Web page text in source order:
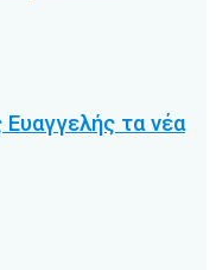
Ευαγγελής τα νέα